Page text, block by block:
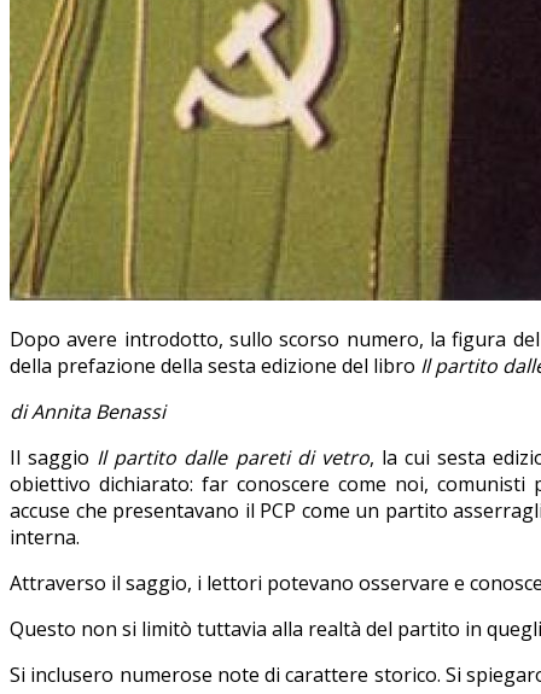
Dopo avere introdotto, sullo scorso numero, la figura
della prefazione della sesta edizione del libro Il partito
di Annita Benassi
Il saggio Il partito dalle pareti di vetro, la cui sesta
obiettivo dichiarato: far conoscere come noi,
accuse che presentavano il PCP come un partito
interna.
Attraverso il saggio, i lettori potevano osservare e
Questo non si limitò tuttavia alla realtà del partito in
Si inclusero numerose note di carattere storico. Si